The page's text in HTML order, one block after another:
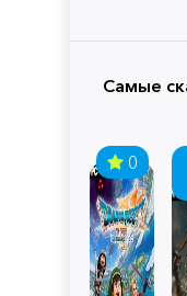
Самые
0